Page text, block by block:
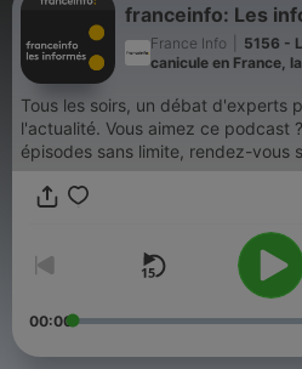
franceinfo: Les
France Info
5156 -
canicule en France,
de franceinfo du
Tous les soirs, un débat d'experts
l'actualité. Vous aimez ce podcast ? Pour écouter tous les
épisodes sans limite, rendez-vous
00:00